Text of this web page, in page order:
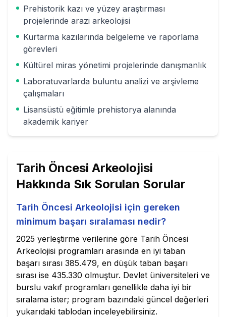
Prehistorik kazı ve yüzey araştırması
projelerinde arazi arkeolojisi
Kurtarma kazılarında belgeleme ve raporlama
görevleri
Kültürel miras yönetimi projelerinde danışmanlık
Laboratuvarlarda buluntu analizi ve arşivleme
çalışmaları
Lisansüstü eğitimle prehistorya alanında
akademik kariyer
Tarih Öncesi Arkeolojisi
Hakkında Sık Sorulan Sorular
Tarih Öncesi Arkeolojisi için gereken
minimum başarı sıralaması nedir?
2025 yerleştirme verilerine göre Tarih Öncesi
Arkeolojisi programları arasında en iyi taban
başarı sırası 385.479, en düşük taban başarı
sırası ise 435.330 olmuştur. Devlet üniversiteleri ve
burslu vakıf programları genellikle daha iyi bir
sıralama ister; program bazındaki güncel değerleri
yukarıdaki tablodan inceleyebilirsiniz.